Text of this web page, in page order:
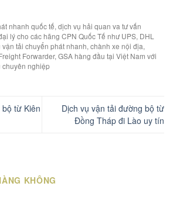
nhanh quốc tế, dịch vụ hải quan va tư vấn
lý cho các hãng CPN Quốc Tế như UPS, DHL
vận tải chuyển phát nhanh, chành xe nội địa,
Forwarder, GSA hàng đầu tại Việt Nam với
chuyên nghiệp
từ Kiên
Dịch vụ vận tải đường bộ từ
Đồng Tháp đi Lào uy tín
KHÔNG